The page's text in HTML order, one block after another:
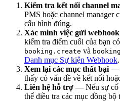
Kiểm tra kết nối channel
PMS hoặc channel manager
cấu hình đúng.
Xác minh việc gửi webhook
kiểm tra điểm cuối của bạn
booking.create và
Danh mục Sự kiện Webhook.
Xem lại các mục thất bại —
thấy có vấn đề về kết nối
Liên hệ hỗ trợ — Nếu sự cố
thể điều tra các mục đồng bộ